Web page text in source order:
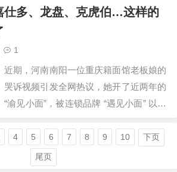
白了，老板也是从一线出来的，他宁可帮
要做销售的…
仕多、龙盘、克虎伯…这样的
1
近期，河南南阳一位重庆籍面馆老板娘的
哭诉视频引发全网热议，她开了近两年的
“渝见小面”，被连锁品牌 “遇见小面” 以商
娘辩解说：我就是重庆人，“渝”是重庆的
简称，和“遇”不同音、不同形、不同意
4 5 6 7 8 9 10 下页
尾页